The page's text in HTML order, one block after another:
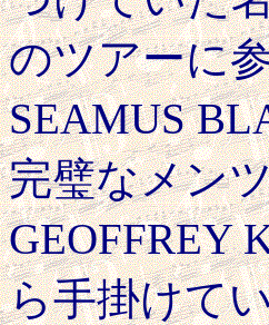
のツアーに
SEAMUS
完璧なメン
GEOFFREY
ら手掛けて